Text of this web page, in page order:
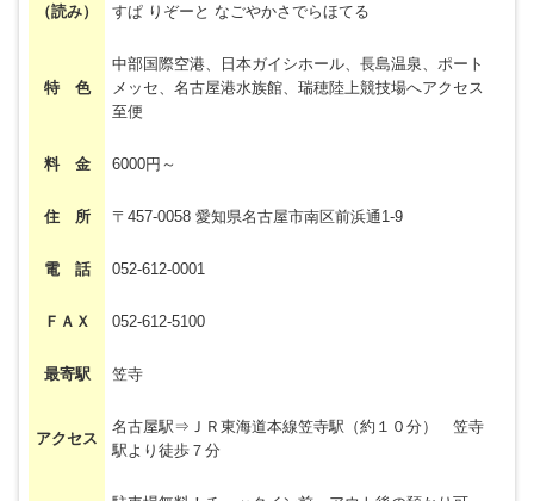
（読み） すぱ りぞーと なごやかさでらほてる
特 色
中部国際空港、日本ガイシホール、長島温泉、ポート
メッセ、名古屋港水族館、瑞穂陸上競技場へアクセス
至便
料 金 6000円～
住 所 〒457-0058 愛知県名古屋市南区前浜通1-9
電 話 052-612-0001
ＦＡＸ 052-612-5100
最寄駅 笠寺
アクセス
名古屋駅⇒ＪＲ東海道本線笠寺駅（約１０分） 笠寺
駅より徒歩７分